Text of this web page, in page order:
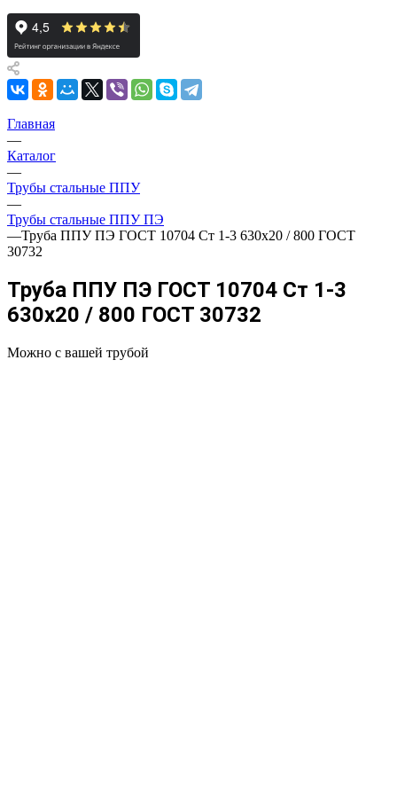
Главная
—
Каталог
—
Трубы стальные ППУ
—
Трубы стальные ППУ ПЭ
—Труба ППУ ПЭ ГОСТ 10704 Ст 1-3 630x20 / 800 ГОСТ
30732
Труба ППУ ПЭ ГОСТ 10704 Ст 1-3
630x20 / 800 ГОСТ 30732
Можно с вашей трубой